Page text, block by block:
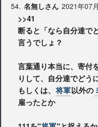
54. 名無しさん 2021年07
>>41
断ると「なら自分達
言うでしょ？
言葉通り本当に、寄付
りして、自分達でどう
もしくは、 将軍以外の
雇ったとか